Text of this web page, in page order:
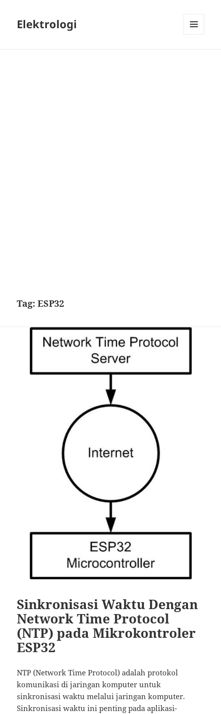
Elektrologi
Tag:ESP32
Sinkronisasi Waktu Dengan
Network Time Protocol
(NTP) pada Mikrokontroler
ESP32
NTP (Network Time Protocol) adalah protokol
komunikasi di jaringan komputer untuk
sinkronisasi waktu melalui jaringan komputer.
Sinkronisasi waktu ini penting pada aplikasi-